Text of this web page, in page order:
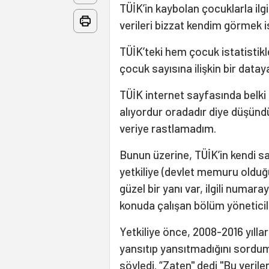
TÜİK’in kaybolan çocuklarla
verileri bizzat kendim görmek
TÜİK’teki hem çocuk
çocuk sayısına ilişkin bir
TÜİK internet sayfasında
alıyordur oradadır diye
veriye rastlamadım.
Bunun üzerine, TÜİK’in kendi
yetkiliye (devlet memuru
güzel bir yanı var, ilgili
konuda çalışan bölüm
Yetkiliye önce, 2008-2016
yansıtıp yansıtmadığını
söyledi. “Zaten" dedi "Bu